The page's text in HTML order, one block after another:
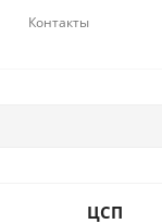
Контакты
ЦСП